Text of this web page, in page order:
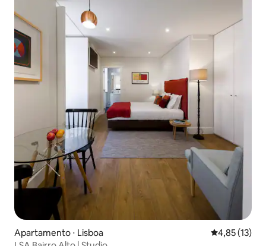
Apartamento ⋅ Lisboa 4,85 de uma
4,85 (13)